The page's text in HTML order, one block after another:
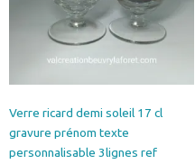
Verre ricard demi soleil 17 cl
gravure prénom texte
personnalisable 3lignes ref